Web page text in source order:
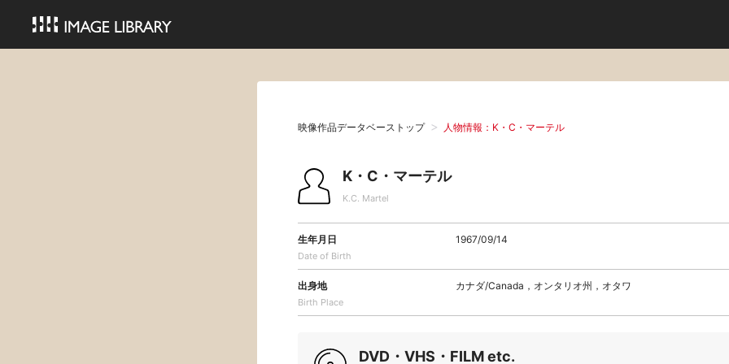
映像作品データベーストップ 人物情報：K・C・マーテル
K・C・マーテル
K.C. Martel
生年月日
Date of Birth
1967/09/14
出身地
Birth Place
カナダ/Canada，オンタリオ州，オタワ
DVD・VHS・FILM etc.